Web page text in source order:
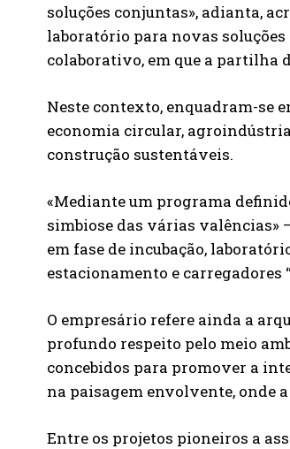
Li e aceito a vossa
soluções conjuntas», adianta,
laboratório para novas
colaborativo, em que a partilha
Neste contexto, enquadram-se
economia circular,
construção sustentáveis.
«Mediante um programa
simbiose das várias valências»
em fase de incubação,
estacionamento e carregadores
O empresário refere ainda a
profundo respeito pelo meio
concebidos para promover a
na paisagem envolvente, onde
Entre os projetos pioneiros a